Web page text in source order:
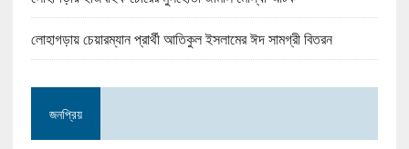
লোহাগড়ায় চেয়ারম্যান প্রার্থী আতিকুল ইসলামের ঈদ সামগ্রী বিতরন
জনপ্রিয়